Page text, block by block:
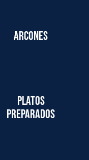
Arcones
Platos
preparados